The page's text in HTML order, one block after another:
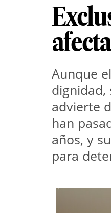
Aunque
dignidad,
advierte
han
años, y